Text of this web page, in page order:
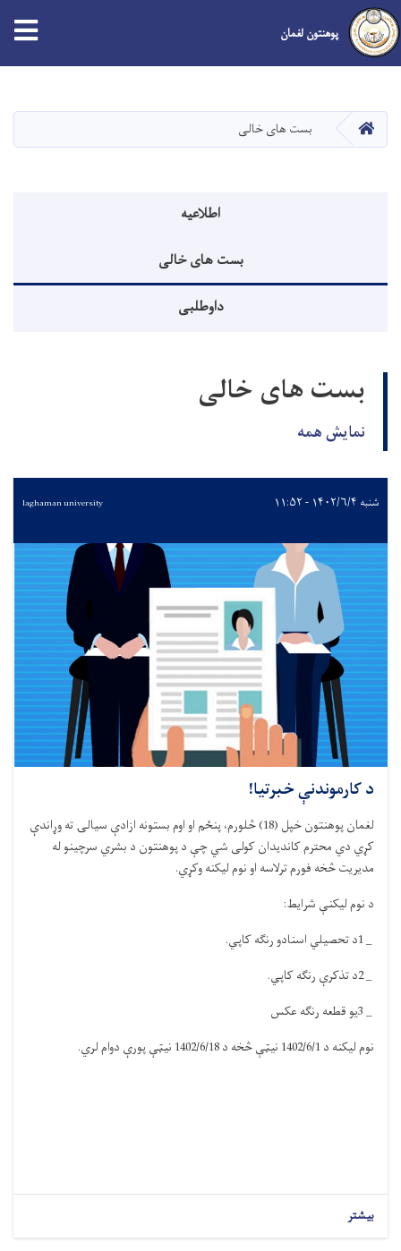
content
پوهنتون لغمان
صفحه اصلیبست های خالی
اطلاعیه
بست های خالی
داوطلبی
بست های خالی
نمایش همه
شنبه ۱۴۰۲/۶/۴ - ۱۱:۵۲ laghaman university
د کارموندنې خبرتیا!
لغمان پوهنتون
خپل (18) څلورم، پنځم او اوم بستونه ازادې سيالۍ ته وړاندې
کړي دي محترم کاندیدان کولی شي چې د پوهنتون د بشري سرچینو له
مدیریت څخه فورم ترلاسه او نوم لیکنه وکړي.
د نوم لیکنې شرایط:
1 _د تحصیلي اسنادو رنګه کاپي.
2 _د تذکرې رنګه کاپي.
3 _یو قطعه رنګه عکس
نوم لیکنه د 1402/6/1 نیټې څخه د 1402/6/18 نیټې پورې دوام لري
.
بیشتر